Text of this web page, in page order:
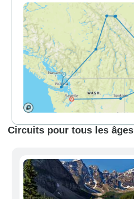
Circuits pour tous les âges